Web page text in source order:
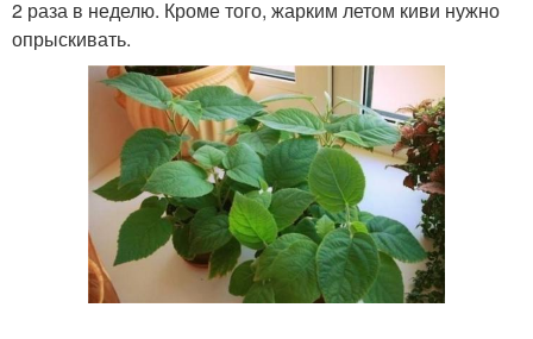
2 раза в неделю. Кроме того, жарким летом киви нужно
опрыскивать.